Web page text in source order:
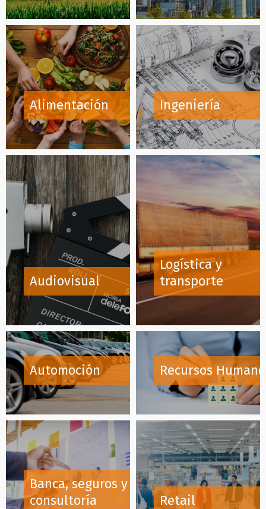
Alimentación
Audiovisual
Automoción
Banca, seguros y
consultoría
Ingeniería
Logística y
transporte
Recursos
Retail